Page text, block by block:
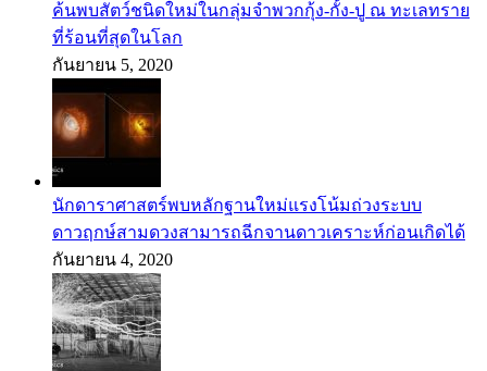
ค้นพบสัตว์ชนิดใหม่ในกลุ่มจำพวกกุ้ง-กั้ง-ปู ณ ทะเลทราย
ที่ร้อนที่สุดในโลก
กันยายน 5, 2020
นักดาราศาสตร์พบหลักฐานใหม่แรงโน้มถ่วงระบบ
ดาวฤกษ์สามดวงสามารถฉีกจานดาวเคราะห์ก่อนเกิดได้
กันยายน 4, 2020